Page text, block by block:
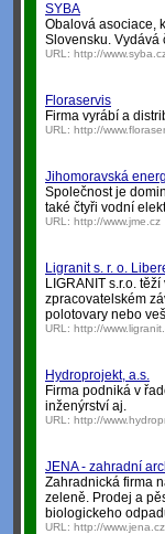
SYBA
Obalová asociace,
Slovensku. Vydává
URL: http://
Floraservis
Firma vyrábí a
URL: http://
Jihomoravská
Společnost je
také čtyři vodní
URL: http://www.jme.cz
Ligranit s. r. o.
LIGRANIT s.r.o.
zpracovatelském
polotovary nebo
URL: http://
Hydroprojekt, a.s.
Firma podniká v
inženýrství aj.
URL: http://
JENA - zahradní
Zahradnická firma
zeleně. Prodej a
biologickeho
URL: http://www.jena.cz